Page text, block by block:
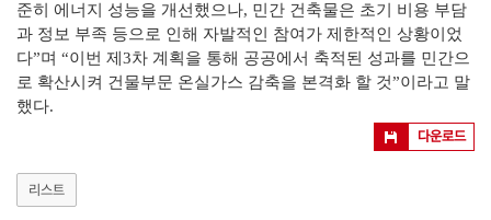
준히 에너지 성능을 개선했으나, 민간 건축물은 초기 비용 부담
과 정보 부족 등으로 인해 자발적인 참여가 제한적인 상황이었
다”며 “이번 제3차 계획을 통해 공공에서 축적된 성과를 민간으
로 확산시켜 건물부문 온실가스 감축을 본격화 할 것”이라고 말
했다.
다운로드
리스트